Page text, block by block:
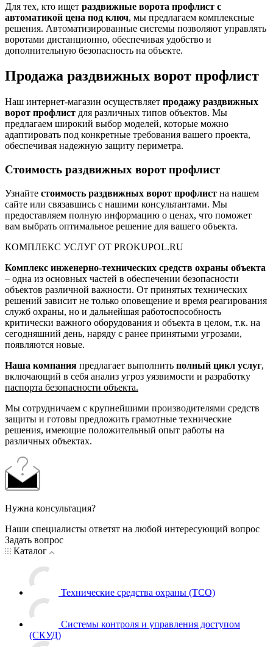
Для тех, кто ищет раздвижные ворота профлист с
автоматикой цена под ключ, мы предлагаем комплексные
решения. Автоматизированные системы позволяют управлять
воротами дистанционно, обеспечивая удобство и
дополнительную безопасность на объекте.
Продажа раздвижных ворот профлист
Наш интернет-магазин осуществляет продажу раздвижных
ворот профлист для различных типов объектов. Мы
предлагаем широкий выбор моделей, которые можно
адаптировать под конкретные требования вашего проекта,
обеспечивая надежную защиту периметра.
Стоимость раздвижных ворот профлист
Узнайте стоимость раздвижных ворот профлист на нашем
сайте или связавшись с нашими консультантами. Мы
предоставляем полную информацию о ценах, что поможет
вам выбрать оптимальное решение для вашего объекта.
КОМПЛЕКС УСЛУГ ОТ PROKUPOL.RU
Комплекс инженерно-технических средств охраны объекта
– одна из основных частей в обеспечении безопасности
объектов различной важности. От принятых технических
решений зависит не только оповещение и время реагирования
служб охраны, но и дальнейшая работоспособность
критически важного оборудования и объекта в целом, т.к. на
сегодняшний день, наряду с ранее принятыми угрозами,
появляются новые.
Наша компания предлагает выполнить полный цикл услуг,
включающий в себя анализ угроз уязвимости и разработку
паспорта безопасности объекта.
Мы сотрудничаем с крупнейшими производителями средств
защиты и готовы предложить грамотные технические
решения, имеющие положительный опыт работы на
различных объектах.
Нужна консультация?
Наши специалисты ответят на любой интересующий вопрос
Задать вопрос
Каталог
Технические средства охраны (ТСО)
Системы контроля и управления доступом
(СКУД)